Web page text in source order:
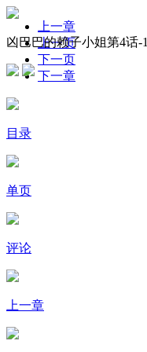
凶巴巴的赖子小姐第4话-1
上一章
上一页
下一页
下一章
目录
单页
评论
上一章